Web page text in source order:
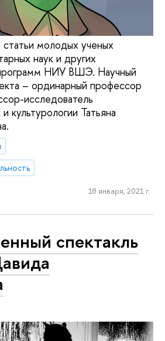
молодых ученых
наук и других
НИУ ВШЭ. Научный
– ординарный профессор
исследователь
Татьяна
18 января, 2021 г.
спектакль